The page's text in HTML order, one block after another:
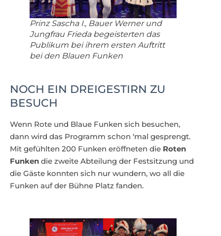
Prinz Sascha I., Bauer Werner und
Jungfrau Frieda begeisterten das
Publikum bei ihrem ersten Auftritt
bei den Blauen Funken
NOCH EIN DREIGESTIRN ZU
BESUCH
Wenn Rote und Blaue Funken sich besuchen,
dann wird das Programm schon ‘mal gesprengt.
Mit gefühlten 200 Funken eröffneten die Roten
Funken die zweite Abteilung der Festsitzung und
die Gäste konnten sich nur wundern, wo all die
Funken auf der Bühne Platz fanden.